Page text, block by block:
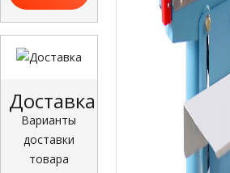
больше
Доставка
Варианты
доставки
товара